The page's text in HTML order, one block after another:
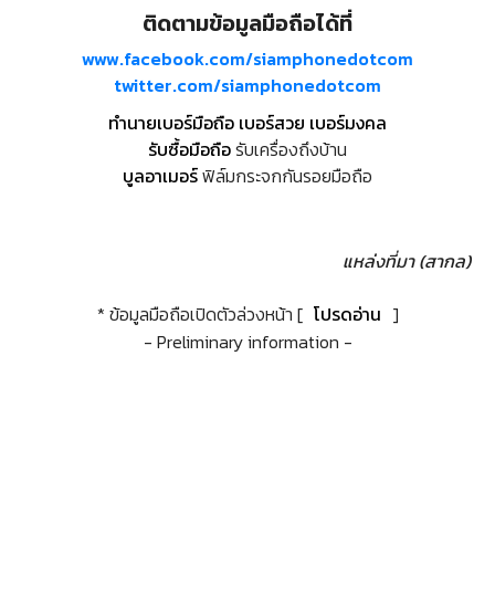
ติดตามข้อมูลมือถือได้ที่
www.facebook.com/siamphonedotcom
twitter.com/siamphonedotcom
ทำนายเบอร์มือถือ เบอร์สวย เบอร์มงคล
รับซื้อมือถือรับเครื่องถึงบ้าน
บูลอาเมอร์ฟิล์มกระจกกันรอยมือถือ
แหล่งที่มา (สากล)
* ข้อมูลมือถือเปิดตัวล่วงหน้า [ โปรดอ่าน ]
- Preliminary information -